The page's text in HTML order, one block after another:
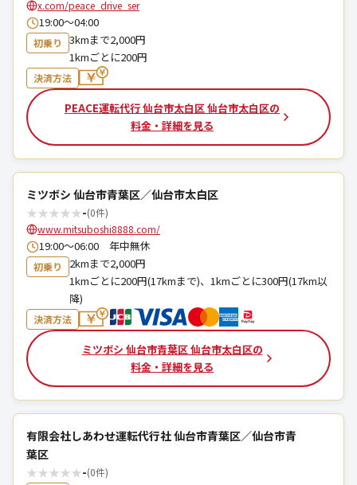
x.com/peace_drive_ser
19:00～04:00
初乗り
3kmまで2,000円
1kmごとに200円
決済方法
PEACE運転代行 仙台市太白区 仙台市太白区の
料金・詳細を見る
ミツボシ 仙台市青葉区／仙台市太白区
★★★★★-(0件)
www.mitsuboshi8888.com/
19:00～06:00 年中無休
初乗り
2kmまで2,000円
1kmごとに200円(17kmまで)、1kmごとに300円(17km以
降)
決済方法
ミツボシ 仙台市青葉区 仙台市太白区の
料金・詳細を見る
有限会社しあわせ運転代行社 仙台市青葉区／仙台市青
葉区
★★★★★-(0件)